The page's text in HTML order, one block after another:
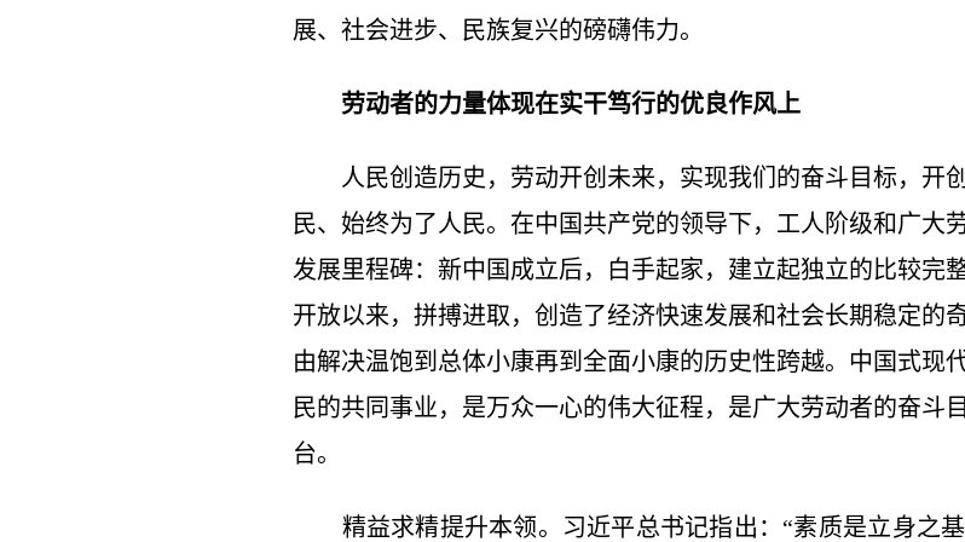
展、社会进步、民族复兴的磅礴伟力。
劳动者的力量体现在实干笃行的优良作风上
人民创造历史，劳动开创未来，实现我们的奋斗目标，开
民、始终为了人民。在中国共产党的领导下，工人阶级和广大
发展里程碑：新中国成立后，白手起家，建立起独立的比较完
开放以来，拼搏进取，创造了经济快速发展和社会长期稳定的
由解决温饱到总体小康再到全面小康的历史性跨越。中国式现
民的共同事业，是万众一心的伟大征程，是广大劳动者的奋斗
台。
精益求精提升本领。习近平总书记指出：“素质是立身之